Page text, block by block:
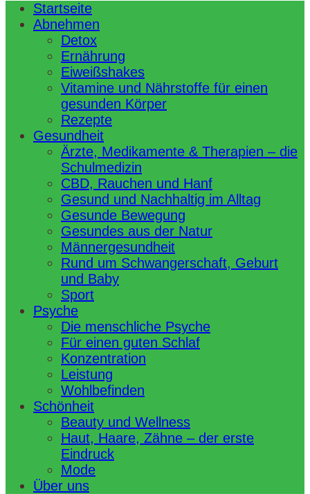
Startseite
Abnehmen
Detox
Ernährung
Eiweißshakes
Vitamine und Nährstoffe für einen
gesunden Körper
Rezepte
Gesundheit
Ärzte, Medikamente & Therapien – die
Schulmedizin
CBD, Rauchen und Hanf
Gesund und Nachhaltig im Alltag
Gesunde Bewegung
Gesundes aus der Natur
Männergesundheit
Rund um Schwangerschaft, Geburt
und Baby
Sport
Psyche
Die menschliche Psyche
Für einen guten Schlaf
Konzentration
Leistung
Wohlbefinden
Schönheit
Beauty und Wellness
Haut, Haare, Zähne – der erste
Eindruck
Mode
Über uns